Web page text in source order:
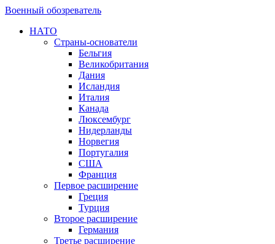
Военный обозреватель
НАТО
Страны-основатели
Бельгия
Великобритания
Дания
Исландия
Италия
Канада
Люксембург
Нидерланды
Норвегия
Португалия
США
Франция
Первое расширение
Греция
Турция
Второе расширение
Германия
Третье расширение